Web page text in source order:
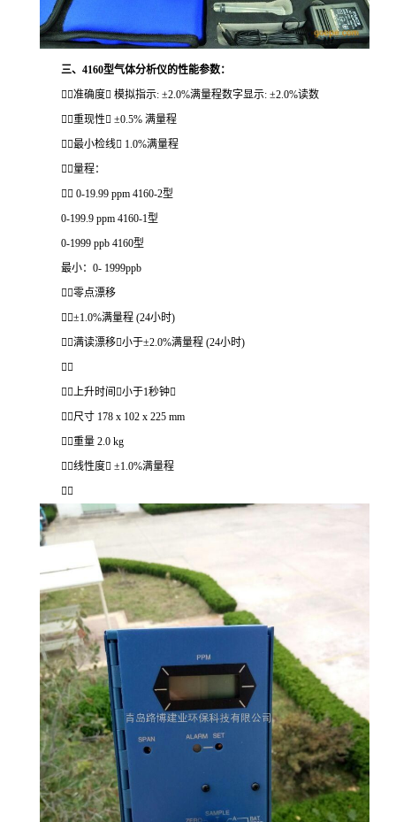
三、4160型气体分析仪的性能参数：
准确度 模拟指示: ±2.0%满量程数字显示: ±2.0%读数
重现性 ±0.5% 满量程
最小检线 1.0%满量程
量程：
 0-19.99 ppm 4160-2型
0-199.9 ppm 4160-1型
0-1999 ppb 4160型
最小：0- 1999ppb
零点漂移
±1.0%满量程 (24小时)
满读漂移小于±2.0%满量程 (24小时)

上升时间小于1秒钟
尺寸 178 x 102 x 225 mm
重量 2.0 kg
线性度 ±1.0%满量程
